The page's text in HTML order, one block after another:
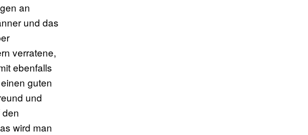
an
und das
verratene,
ebenfalls
guten
und
wird man